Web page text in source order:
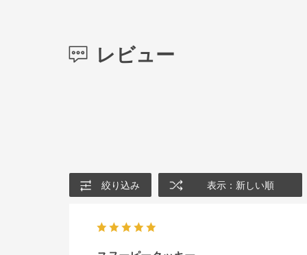
レビュー
絞り込み 表示：新しい順